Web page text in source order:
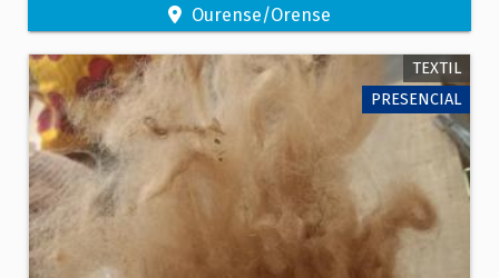
Ourense/Orense
TEXTIL
PRESENCIAL